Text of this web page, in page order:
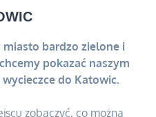
bardzo zielone i
pokazać naszym
do Katowic.
zobaczyć, co można